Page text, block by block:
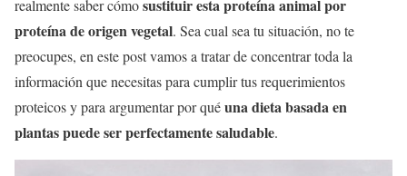
realmente saber cómosustituir esta proteína animal por
proteína de origen vegetal. Sea cual sea tu situación, no te
preocupes, en este post vamos a tratar de concentrar toda la
información que necesitas para cumplir tus requerimientos
proteicos y para argumentar por quéuna dieta basada en
plantas puede ser perfectamente saludable.